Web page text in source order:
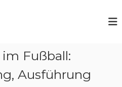
Fußball:
Ausführung